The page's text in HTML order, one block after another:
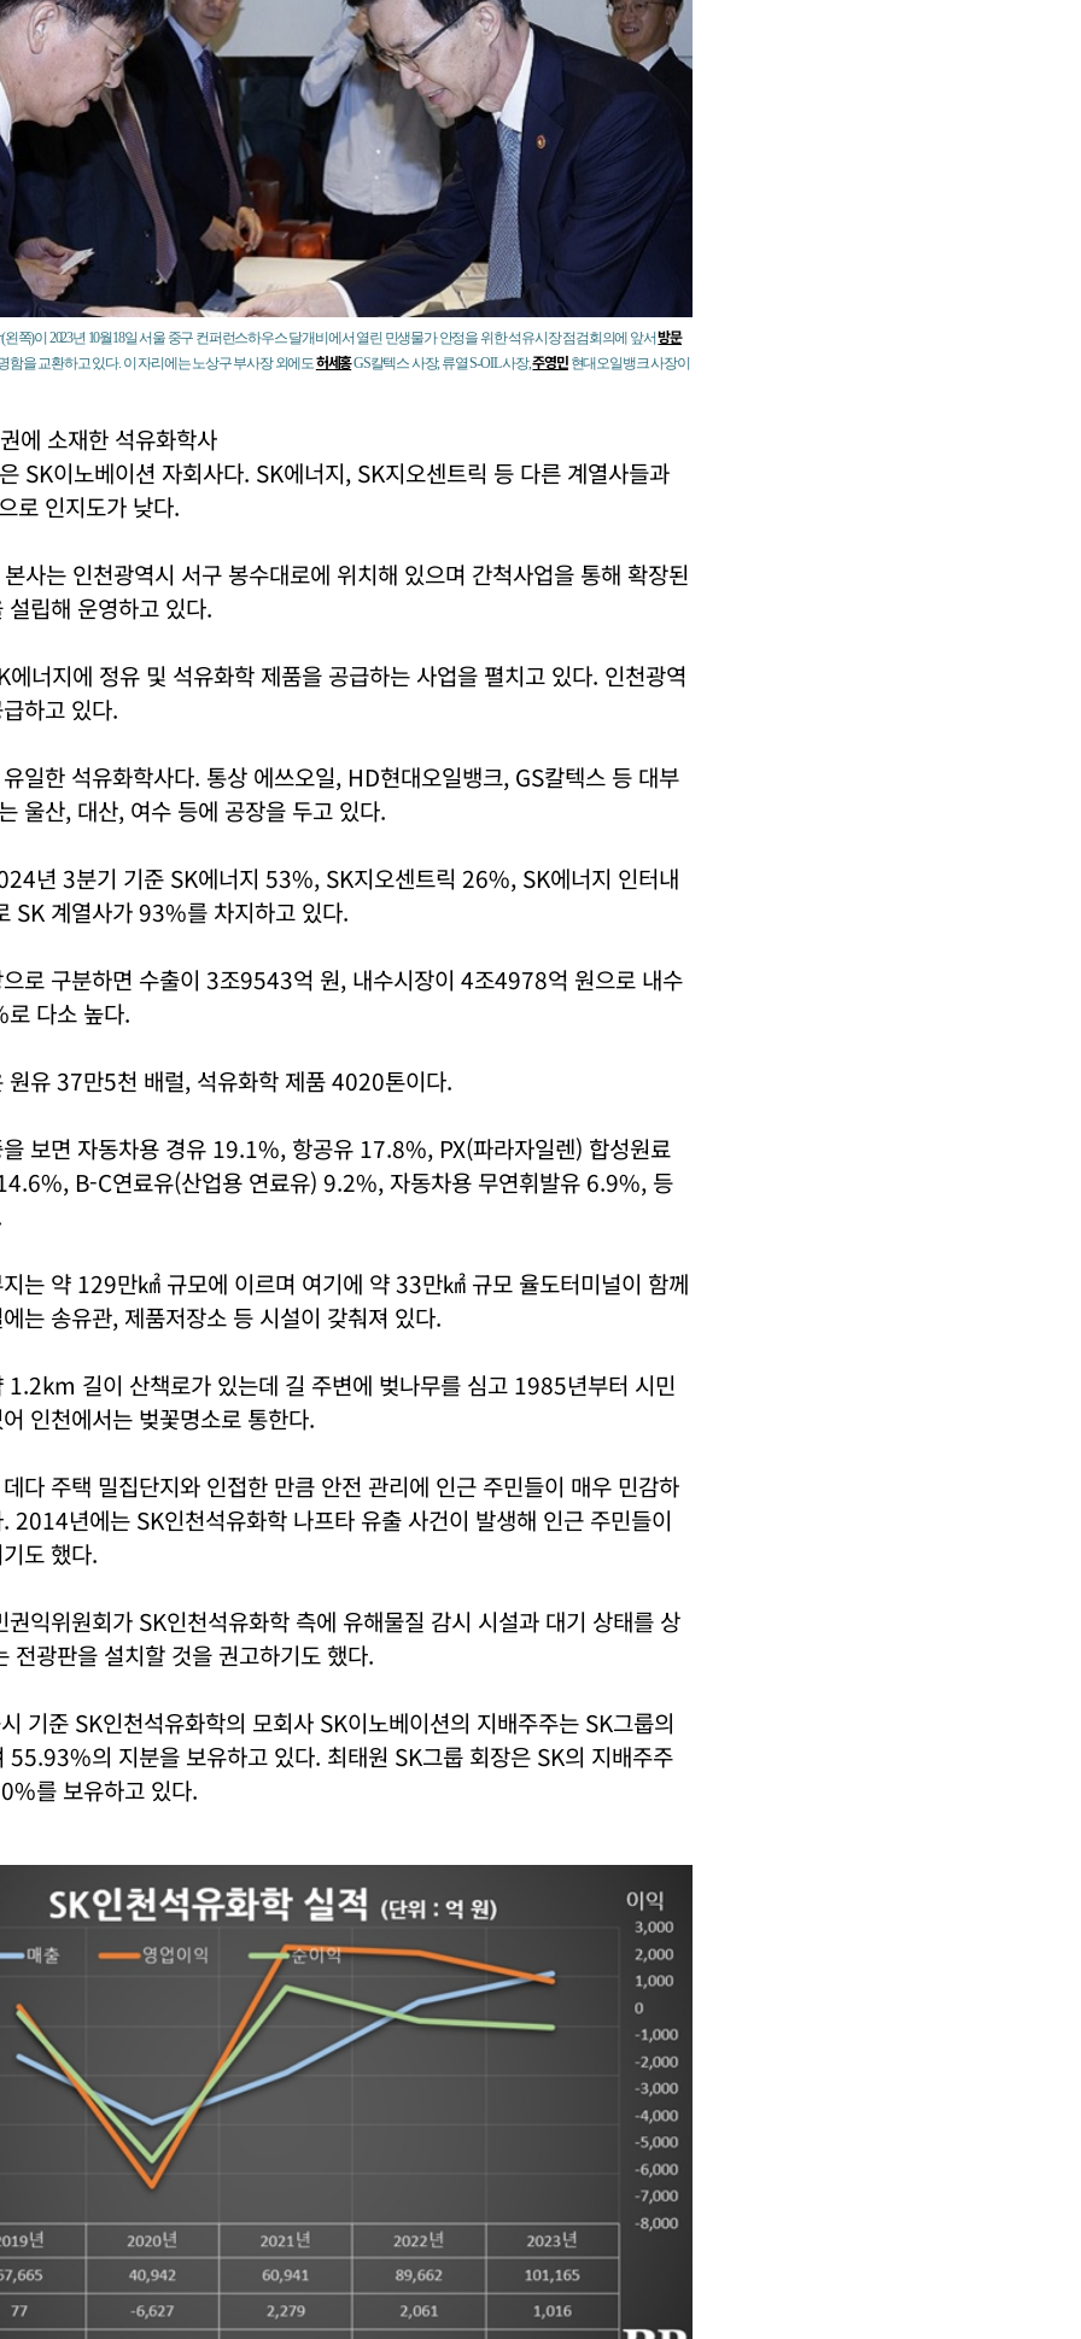
쪽)이 2023년 10월18일 서울 중구 컨퍼런스하우스 달개비에서 열린 민생물가 안정을 위한 석유시장 점검회의에 앞서방문
함을 교환하고 있다. 이 자리에는 노상구 부사장 외에도허세홍GS칼텍스 사장, 류열 S-OIL 사장,주영민현대오일뱅크 사장이
에 소재한 석유화학사
SK이노베이션 자회사다. SK에너지, SK지오센트릭 등 다른 계열사들과
로 인지도가 낮다.
사는 인천광역시 서구 봉수대로에 위치해 있으며 간척사업을 통해 확장된
립해 운영하고 있다.
에너지에 정유 및 석유화학 제품을 공급하는 사업을 펼치고 있다. 인천광역
하고 있다.
일한 석유화학사다. 통상 에쓰오일, HD현대오일뱅크, GS칼텍스 등 대부
울산, 대산, 여수 등에 공장을 두고 있다.
년 3분기 기준 SK에너지 53%, SK지오센트릭 26%, SK에너지 인터내
SK 계열사가 93%를 차지하고 있다.
로 구분하면 수출이 3조9543억 원, 내수시장이 4조4978억 원으로 내수
다소 높다.
원유 37만5천 배럴, 석유화학 제품 4020톤이다.
보면 자동차용 경유 19.1%, 항공유 17.8%, PX(파라자일렌) 합성원료
B-C연료유(산업용 연료유) 9.2%, 자동차용 무연휘발유 6.9%, 등
는 약 129만㎢ 규모에 이르며 여기에 약 33만㎢ 규모 율도터미널이 함께
는 송유관, 제품저장소 등 시설이 갖춰져 있다.
1.2km 길이 산책로가 있는데 길 주변에 벚나무를 심고 1985년부터 시민
인천에서는 벚꽃명소로 통한다.
다 주택 밀집단지와 인접한 만큼 안전 관리에 인근 주민들이 매우 민감하
2014년에는 SK인천석유화학 나프타 유출 사건이 발생해 인근 주민들이
도 했다.
익위원회가 SK인천석유화학 측에 유해물질 감시 시설과 대기 상태를 상
전광판을 설치할 것을 권고하기도 했다.
기준 SK인천석유화학의 모회사 SK이노베이션의 지배주주는 SK그룹의
55.93%의 지분을 보유하고 있다. 최태원 SK그룹 회장은 SK의 지배주주
를 보유하고 있다.